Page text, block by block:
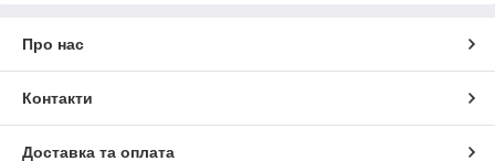
Про нас
Контакти
Доставка та оплата